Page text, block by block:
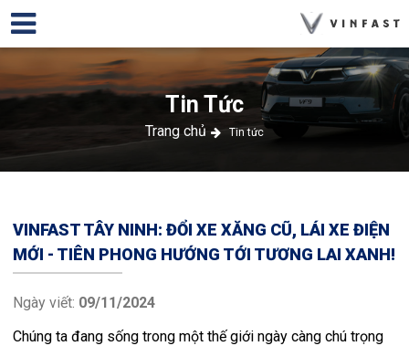
Tin Tức
Trang chủ Tin tức
VINFAST TÂY NINH: ĐỔI XE XĂNG CŨ, LÁI XE ĐIỆN
MỚI - TIÊN PHONG HƯỚNG TỚI TƯƠNG LAI XANH!
Ngày viết: 09/11/2024
Chúng ta đang sống trong một thế giới ngày càng chú trọng